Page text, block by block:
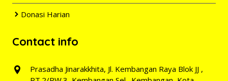
Donasi Harian
Contact info
Prasadha Jinarakkhita, Jl. Kembangan Raya Blok JJ ,